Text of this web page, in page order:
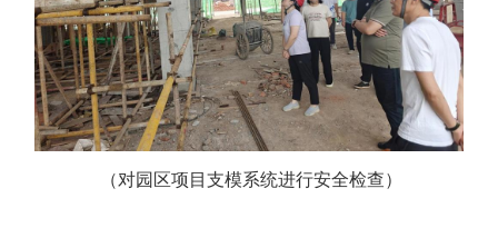
（对园区项目 支模系统进行安全检查）